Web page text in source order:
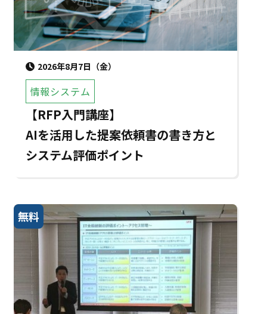
2026年8月7日（金）
情報システム
【RFP入門講座】
AIを活用した提案依頼書の書き方と
システム評価ポイント
無料